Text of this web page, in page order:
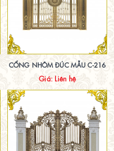
CỔNG NHÔM ĐÚC MẪU C-216
Giá: Liên hệ